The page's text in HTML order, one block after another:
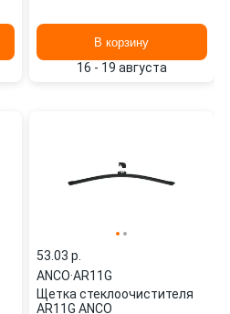
В корзину
16 - 19 августа
53.03 p.
ANCO·AR11G
Щетка стеклоочистителя
AR11G ANCO